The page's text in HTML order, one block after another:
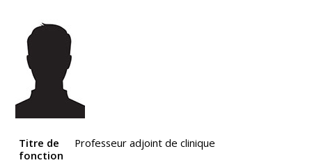
Titre de
fonction
Professeur adjoint de clinique